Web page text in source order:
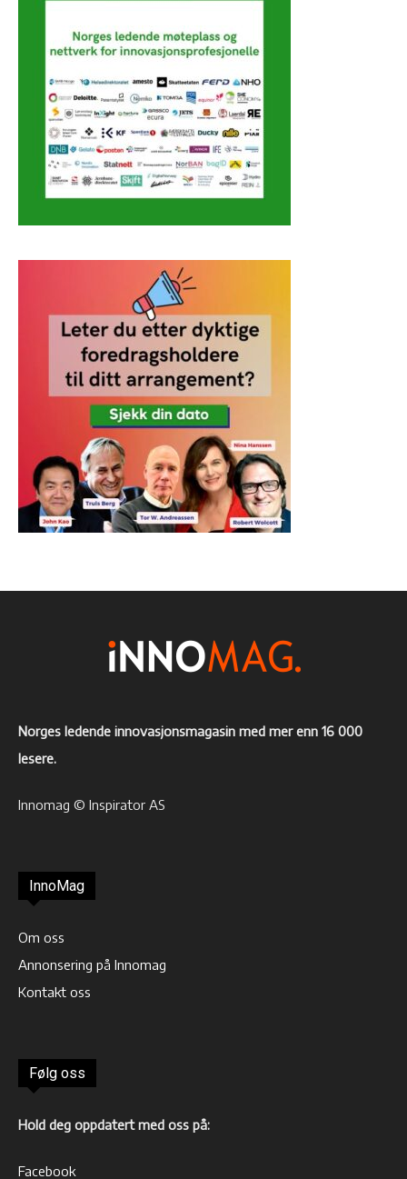
Norges ledende innovasjonsmagasin med mer enn 16 000
lesere.
Innomag © Inspirator AS
InnoMag
Om oss
Annonsering på Innomag
Kontakt oss
Følg oss
Hold deg oppdatert med oss på:
Facebook